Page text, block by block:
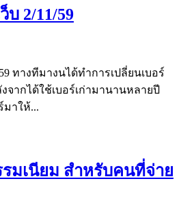
บ 2/11/59
ทางทีมางนได้ทำการเปลี่ยนเบอร์
ากได้ใช้เบอร์เก่ามานานหลายปี
าให้...
มเนียม สำหรับคนที่จ่าย